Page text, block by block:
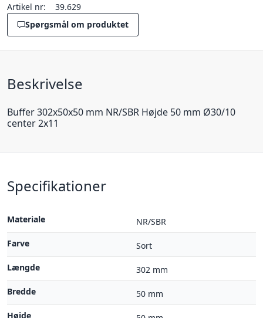
Artikel nr:
39.629
Spørgsmål om produktet
Beskrivelse
Buffer 302x50x50 mm NR/SBR Højde 50 mm Ø30/10
center 2x11
Specifikationer
Materiale
NR/SBR
Farve
Sort
Længde
302 mm
Bredde
50 mm
Højde